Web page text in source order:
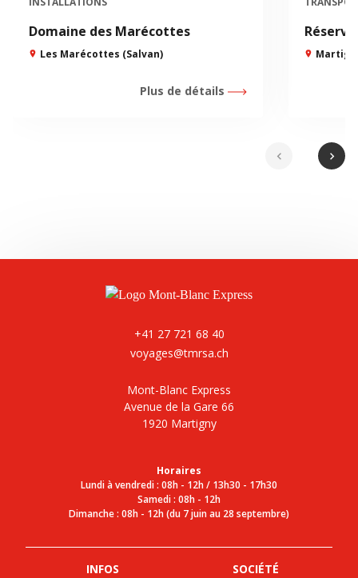
Domaine des Marécottes
Les Marécottes (Salvan)
Plus de détails
chevron_left chevron_right
+41 27 721 68 40
voyages@tmrsa.ch
Mont-Blanc Express
Avenue de la Gare 66
1920 Martigny
Horaires
Lundi à vendredi : 08h - 12h / 13h30 - 17h30
Samedi : 08h - 12h
Dimanche : 08h - 12h (du 7 juin au 28 septembre)
INFOS SOCIÉTÉ